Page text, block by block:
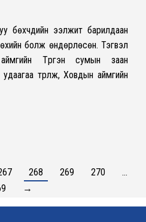
бөхчүүдийн ээлжит барилдаан
болж өндөрлөсөн. Тэгвэл
Түргэн сумын заан
түрүүлж, Ховдын аймгийн
268 269 270
…
→